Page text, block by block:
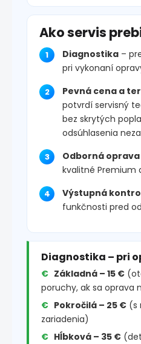
Ako servis
Diagnostika –
pri vykonaní
Pevná cena a
potvrdí servisný
bez skrytých
odsúhlasenia
Odborná oprava
kvalitné Premium
Výstupná
funkčnosti pred
Diagnostika – pri
Základná – 15 €
poruchy, ak sa oprava
Pokročilá – 25 € (s
zariadenia)
Hĺbková – 35 €